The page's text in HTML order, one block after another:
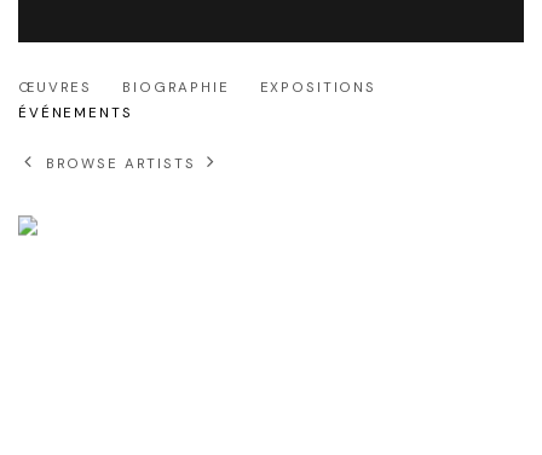
ANTOINE DUFILHO
ŒUVRES BIOGRAPHIE
EXPOSITIONS
ÉVÉNEMENTS
BROWSE ARTISTS